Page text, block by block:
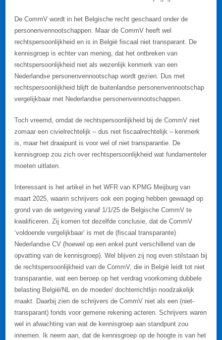
De CommV wordt in het Belgische recht geschaard onder de
personenvennootschappen. Maar de CommV heeft wel
rechtspersoonlijkheid en is in België fiscaal niet transparant. De
kennisgroep is echter van mening, dat het ontbreken van
rechtspersoonlijkheid niet als wezenlijk kenmerk van een
Nederlandse personenvennootschap wordt gezien. Dus met
rechtspersoonlijkheid blijft de buitenlandse personenvennootschap
vergelijkbaar met Nederlandse personenvennootschappen.
Toch vreemd, omdat de rechtspersoonlijkheid bij de CommV niet
zomaar een civielrechtelijk – dus niet fiscaalrechtelijk – kenmerk
is, maar het draaipunt is voor wel of niet transparantie. De
kennisgroep zou zich over rechtspersoonlijkheid wat fundamenteler
moeten uitlaten.
Interessant is het artikel in het WFR van KPMG Meijburg van
maart 2025, waarin schrijvers ook een poging hebben gewaagd op
grond van de wetgeving vanaf 1/1/25 de Belgische CommV te
kwalificeren. Zij komen tot dezelfde conclusie, dat de CommV
‘voldoende vergelijkbaar’ is met de (fiscaal transparante)
Nederlandse CV (hoewel op een enkel punt verschillend van de
opvatting van de kennisgroep). Wel blijven zij nog even stilstaan bij
de rechtspersoonlijkheid van de CommV, die in België leidt tot niet
transparantie, wat een beroep op het verdrag voorkoming dubbele
belasting België/NL en de moeder/ dochterrichtlijn noodzakelijk
maakt. Daarbij zien de schrijvers de CommV niet als een (niet-
transparant) fonds voor gemene rekening acteren. Schrijvers waren
wel in afwachting van wat de kennisgroep aan standpunt zou
innemen. Ik neem aan, dat de kennisgroep op de hoogte is van het